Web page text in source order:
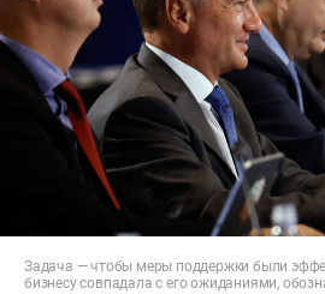
Задача — чтобы меры поддержки были
бизнесу совпадала с его ожиданиями,